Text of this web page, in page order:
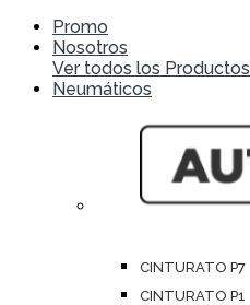
Promo
Nosotros
Ver todos los Productos
Neumáticos
CINTURATO P7
CINTURATO P1